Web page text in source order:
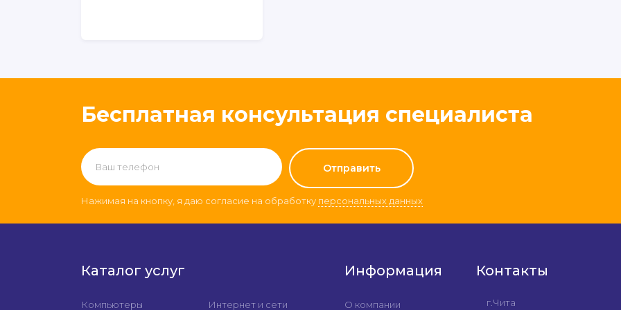
Бесплатная консультация специалиста
Нажимая на кнопку, я даю согласие на обработку персональных данных
Каталог услуг
Компьютеры Интернет и сети
Информация
О компании
Контакты
г.Чита